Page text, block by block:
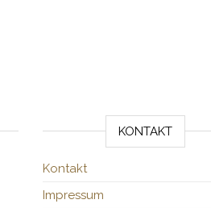
KONTAKT
Kontakt
Impressum